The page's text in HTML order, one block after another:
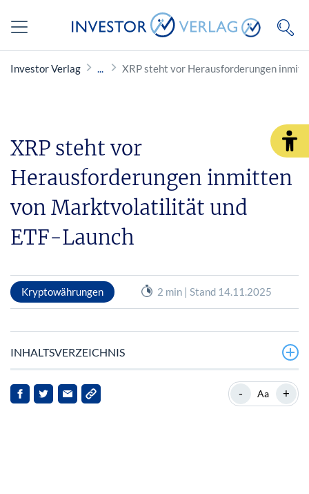
Investor Verlag XRP steht vor Herausforderungen
XRP steht vor
Herausforderungen inmitten
von Marktvolatilität und
ETF-Launch
Kryptowährungen 2 min | Stand 14.11.2025
INHALTSVERZEICHNIS
Marktprobleme und ETF-Launch
- Aa +